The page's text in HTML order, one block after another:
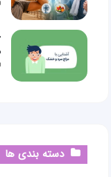
دسته بندی ها